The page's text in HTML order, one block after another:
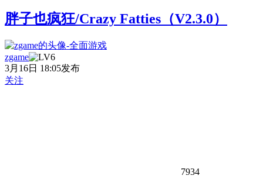
胖子也疯狂/Crazy Fatties（V2.3.0）
zgame
3月16日 18:05发布
关注
7934